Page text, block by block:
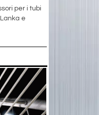
per i tubi
e